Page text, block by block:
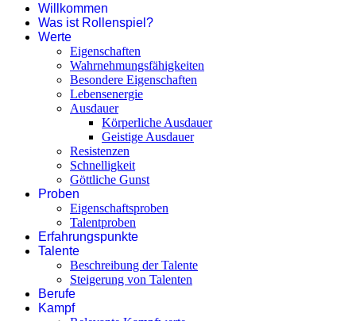
Willkommen
Was ist Rollenspiel?
Werte
Eigenschaften
Wahrnehmungsfähigkeiten
Besondere Eigenschaften
Lebensenergie
Ausdauer
Körperliche Ausdauer
Geistige Ausdauer
Resistenzen
Schnelligkeit
Göttliche Gunst
Proben
Eigenschaftsproben
Talentproben
Erfahrungspunkte
Talente
Beschreibung der Talente
Steigerung von Talenten
Berufe
Kampf